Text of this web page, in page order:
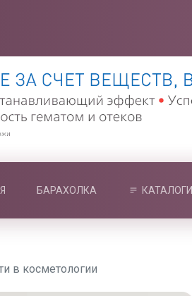
БАРАХОЛКА КАТАЛОГИ
в косметологии